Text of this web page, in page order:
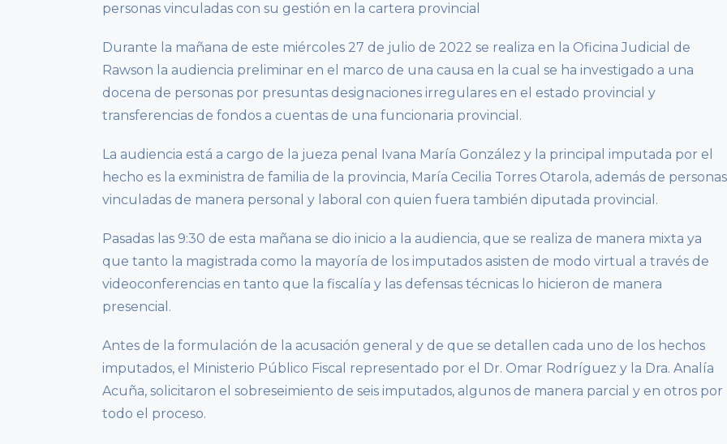
personas vinculadas con su gestión en la cartera provincial
Durante la mañana de este miércoles 27 de julio de 2022 se realiza en la Oficina Judicial de
Rawson la audiencia preliminar en el marco de una causa en la cual se ha investigado a una
docena de personas por presuntas designaciones irregulares en el estado provincial y
transferencias de fondos a cuentas de una funcionaria provincial.
La audiencia está a cargo de la jueza penal Ivana María González y la principal imputada por el
hecho es la exministra de familia de la provincia, María Cecilia Torres Otarola, además de personas
vinculadas de manera personal y laboral con quien fuera también diputada provincial.
Pasadas las 9:30 de esta mañana se dio inicio a la audiencia, que se realiza de manera mixta ya
que tanto la magistrada como la mayoría de los imputados asisten de modo virtual a través de
videoconferencias en tanto que la fiscalía y las defensas técnicas lo hicieron de manera
presencial.
Antes de la formulación de la acusación general y de que se detallen cada uno de los hechos
imputados, el Ministerio Público Fiscal representado por el Dr. Omar Rodríguez y la Dra. Analía
Acuña, solicitaron el sobreseimiento de seis imputados, algunos de manera parcial y en otros por
todo el proceso.